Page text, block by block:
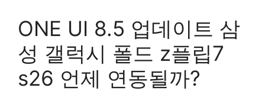
ONE UI 8.5 업데이트 삼
성 갤럭시 폴드 z플립7
s26 언제 연동될까?